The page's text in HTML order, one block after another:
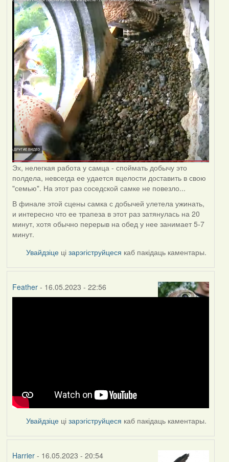
Эх, нелегкая работа у самца - споймать добычу это
полдела, невсегда ее удается вцелости доставить в свою
"семью". На этот раз соседской самке не повезло...
В финале этой сцены самка с добычей улетела ужинать,
и интересно что ее трапеза в этот раз затянулась на 20
минут, хотя обычно перерыв на обед у нее занимает 5-7
минут.
Увайдзіце цізарэгіструйцеся каб пакідаць каментары.
Feather- 16.05.2023 - 22:56
Увайдзіце цізарэгіструйцеся каб пакідаць каментары.
Harrier- 16.05.2023 - 20:54